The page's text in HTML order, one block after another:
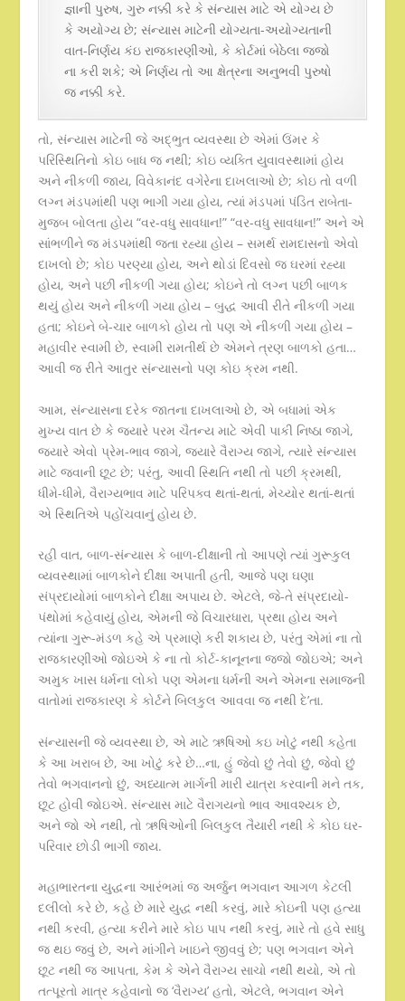
જ્ઞાની પુરુષ, ગુરુ નક્કી કરે કે સંન્યાસ માટે એ યોગ્ય છે
કે અયોગ્ય છે; સંન્યાસ માટેની યોગ્યતા-અયોગ્યતાની
વાત-નિર્ણય કંઇ રાજકારણીઓ, કે કોર્ટમાં બેઠેલા જજો
ના કરી શકે; એ નિર્ણય તો આ ક્ષેત્રના અનુભવી પુરુષો
જ નક્કી કરે.
તો, સંન્યાસ માટેની જે અદ્ભુત વ્યવસ્થા છે એમાં ઉંમર કે
પરિસ્થિતિનો કોઇ બાધ જ નથી; કોઇ વ્યક્તિ યુવાવસ્થામાં હોય
અને નીકળી જાય, વિવેકાનંદ વગેરેના દાખલાઓ છે; કોઇ તો વળી
લગ્ન મંડપમાંથી પણ ભાગી ગયા હોય, ત્યાં મંડપમાં પંડિત રાબેતા-
મુજબ બોલતા હોય “વર-વધુ સાવધાન!” “વર-વધુ સાવધાન!” અને એ
સાંભળીને જ મંડપમાંથી જતા રહ્યા હોય – સમર્થ રામદાસનો એવો
દાખલો છે; કોઇ પરણ્યા હોય, અને થોડાં દિવસો જ ઘરમાં રહ્યા
હોય, અને પછી નીકળી ગયા હોય; કોઇને તો લગ્ન પછી બાળક
થયું હોય અને નીકળી ગયા હોય – બુદ્ધ આવી રીતે નીકળી ગયા
હતા; કોઇને બે-ચાર બાળકો હોય તો પણ એ નીકળી ગયા હોય –
મહાવીર સ્વામી છે, સ્વામી રામતીર્થ છે એમને ત્રણ બાળકો હતા…
આવી જ રીતે આતુર સંન્યાસનો પણ કોઇ ક્રમ નથી.
આમ, સંન્યાસના દરેક જાતના દાખલાઓ છે, એ બધામાં એક
મુખ્ય વાત છે કે જ્યારે પરમ ચૈતન્ય માટે એવી પાકી નિષ્ઠા જાગે,
જ્યારે એવો પ્રેમ-ભાવ જાગે, જ્યારે વૈરાગ્ય જાગે, ત્યારે સંન્યાસ
માટે જવાની છૂટ છે; પરંતુ, આવી સ્થિતિ નથી તો પછી ક્રમથી,
ધીમે-ધીમે, વૈરાગ્યભાવ માટે પરિપક્વ થતાં-થતાં, મેચ્યોર થતાં-થતાં
એ સ્થિતિએ પહોંચવાનું હોય છે.
રહી વાત, બાળ-સંન્યાસ કે બાળ-દીક્ષાની તો આપણે ત્યાં ગુરૂકુલ
વ્યવસ્થામાં બાળકોને દીક્ષા અપાતી હતી, આજે પણ ઘણા
સંપ્રદાયોમાં બાળકોને દીક્ષા અપાય છે. એટલે, જે-તે સંપ્રદાયો-
પંથોમાં કહેવાયું હોય, એમની જે વિચારધારા, પ્રથા હોય અને
ત્યાંના ગુરૂ-મંડળ કહે એ પ્રમાણે કરી શકાય છે, પરંતુ એમાં ના તો
રાજકારણીઓ જોઇએ કે ના તો કોર્ટ-કાનૂનના જજો જોઇએ; અને
અમુક ખાસ ધર્મના લોકો પણ એમના ધર્મની અને એમના સમાજની
વાતોમાં રાજકારણ કે કોર્ટને બિલકુલ આવવા જ નથી દે’તા.
સંન્યાસની જે વ્યવસ્થા છે, એ માટે ઋષિઓ કઇ ખોટું નથી કહેતા
કે આ ખરાબ છે, આ ખોટું કરે છે…ના, હું જેવો છું તેવો છું, જેવો છું
તેવો ભગવાનનો છું, અધ્યાત્મ માર્ગની મારી યાત્રા કરવાની મને તક,
છૂટ હોવી જોઇએ. સંન્યાસ માટે વૈરાગયનો ભાવ આવશ્યક છે,
અને જો એ નથી, તો ઋષિઓની બિલકુલ તૈયારી નથી કે કોઇ ઘર-
પરિવાર છોડી ભાગી જાય.
મહાભારતના યુદ્ધના આરંભમાં જ અર્જુન ભગવાન આગળ કેટલી
દલીલો કરે છે, કહે છે મારે યુદ્ધ નથી કરવું, મારે કોઇની પણ હત્યા
નથી કરવી, હત્યા કરીને મારે કોઇ પાપ નથી કરવું, મારે તો હવે સાધુ
જ થઇ જવું છે, અને માંગીને ખાઇને જીવવું છે; પણ ભગવાન એને
છૂટ નથી જ આપતા, કેમ કે એને વૈરાગ્ય સાચો નથી થયો, એ તો
તત્પૂરતો માત્ર કહેવાનો જ ‘વૈરાગ્ય’ હતો, એટલે, ભગવાન એને